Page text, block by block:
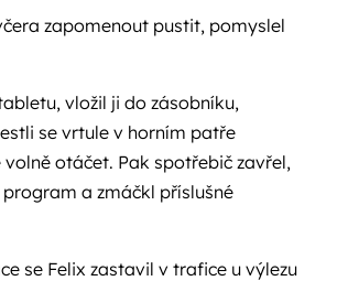
zapomenout pustit, pomyslel
vložil ji do zásobníku,
se vrtule v horním patře
otáčet. Pak spotřebič zavřel,
a zmáčkl příslušné
se Felix zastavil v trafice u výlezu